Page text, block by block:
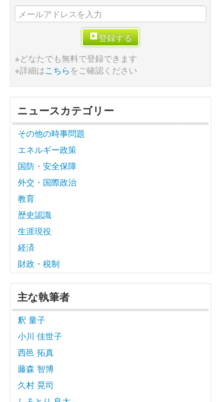
登録する
※どなたでも無料で登録できます
※詳細はこちらをご確認ください
ニュースカテゴリー
その他の時事問題
エネルギー政策
国防・安全保障
外交・国際政治
教育
歴史認識
生涯現役
経済
財政・税制
主な執筆者
釈 量子
小川 佳世子
西邑 拓真
藤森 智博
久村 晃司